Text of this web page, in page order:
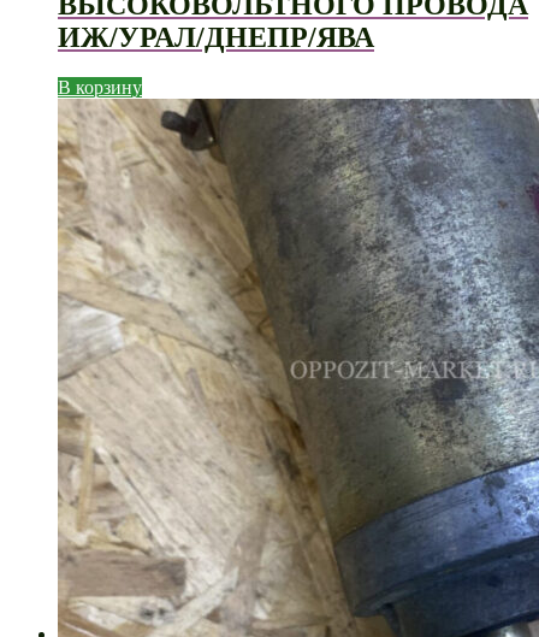
ИЖ/УРАЛ/ДНЕПР/ЯВА
В корзину